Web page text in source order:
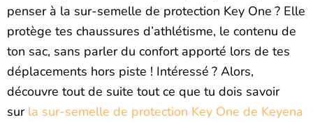
penser à la sur-semelle de protection Key One ? Elle
protège tes chaussures d’athlétisme, le contenu de
ton sac, sans parler du confort apporté lors de tes
déplacements hors piste ! Intéressé ? Alors,
découvre tout de suite tout ce que tu dois savoir
sur la sur-semelle de protection Key One de Keyena